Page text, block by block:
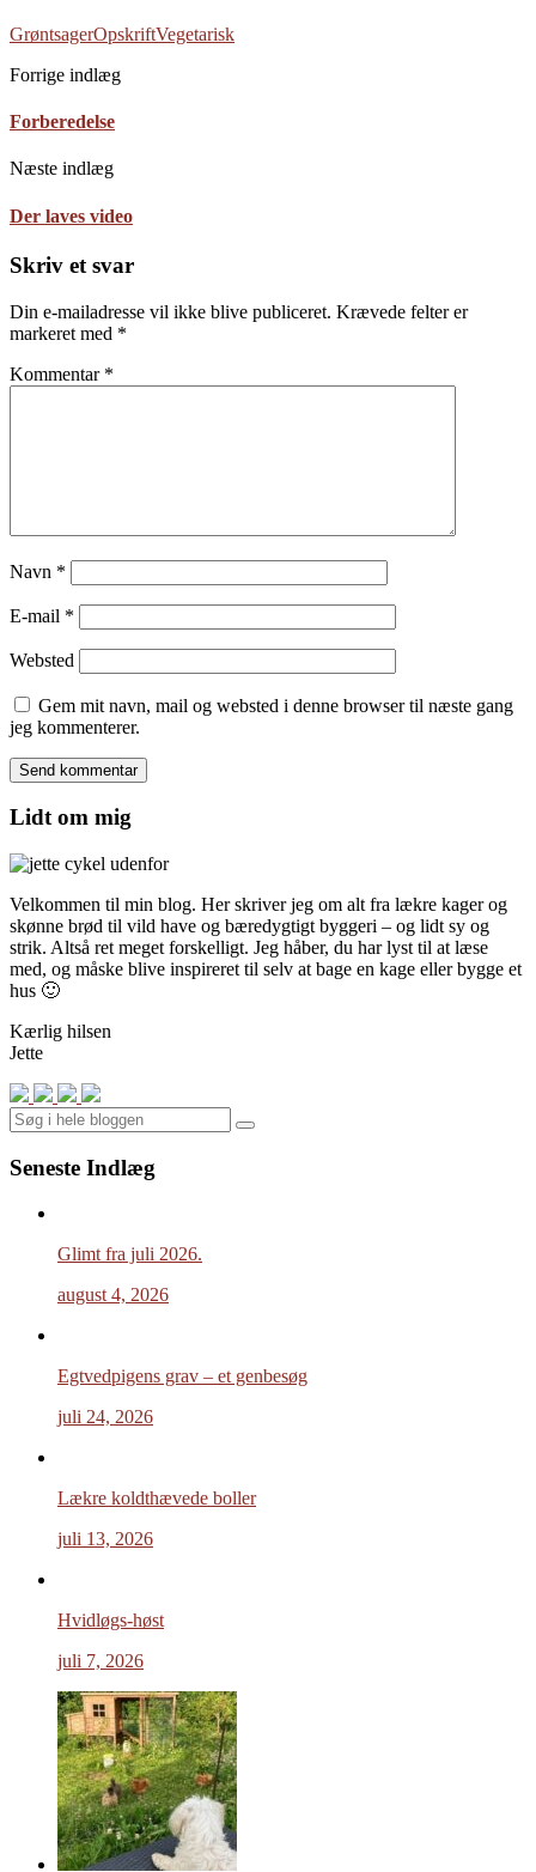
GrøntsagerOpskriftVegetarisk
Forrige indlæg
Forberedelse
Næste indlæg
Der laves video
Skriv et svar
Din e-mailadresse vil ikke blive publiceret. Krævede felter er
markeret med *
Kommentar *
Navn *
E-mail *
Websted
Gem mit navn, mail og websted i denne browser til næste gang
jeg kommenterer.
Lidt om mig
Velkommen til min blog. Her skriver jeg om alt fra lækre kager og
skønne brød til vild have og bæredygtigt byggeri – og lidt sy og
strik. Altså ret meget forskelligt. Jeg håber, du har lyst til at læse
med, og måske blive inspireret til selv at bage en kage eller bygge et
hus 🙂
Kærlig hilsen
Jette
Search
Seneste Indlæg
Glimt fra juli 2026.
august 4, 2026
Egtvedpigens grav – et genbesøg
juli 24, 2026
Lækre koldthævede boller
juli 13, 2026
Hvidløgs-høst
juli 7, 2026